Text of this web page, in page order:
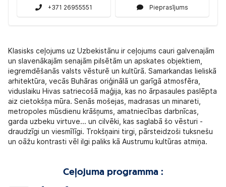
+371 26955551 Pieprasījums
Klasisks ceļojums uz Uzbekistānu ir ceļojums cauri galvenajām
un slavenākajām senajām pilsētām un apskates objektiem,
iegremdēšanās valsts vēsturē un kultūrā. Samarkandas lieliskā
arhitektūra, vecās Buhāras oriģinālā un garīgā atmosfēra,
viduslaiku Hivas satriecošā maģija, kas no ārpasaules paslēpta
aiz cietokšņa mūra. Senās mošejas, madrasas un minareti,
metropoles mūsdienu krāšņums, amatniecības darbnīcas,
garda uzbeku virtuve... un cilvēki, kas saglabā šo vēsturi -
draudzīgi un viesmīlīgi. Trokšņaini tirgi, pārsteidzoši tuksnešu
un oāžu kontrasti vēl ilgi paliks kā Austrumu kultūras atmiņa.
Ceļojuma programma :